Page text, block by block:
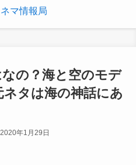
の？海と空のモデ
タは海の神話にあ
2020年1月29日